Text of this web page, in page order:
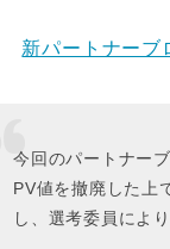
新パートナー
今回のパートナー
PV値を撤廃した上
し、選考委員によ